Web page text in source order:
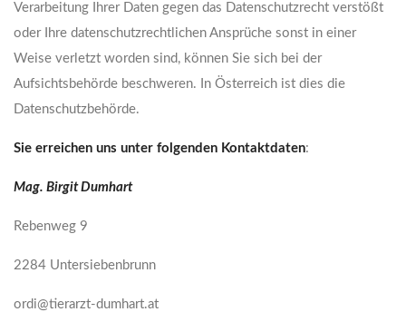
Verarbeitung Ihrer Daten gegen das Datenschutzrecht verstößt
oder Ihre datenschutzrechtlichen Ansprüche sonst in einer
Weise verletzt worden sind, können Sie sich bei der
Aufsichtsbehörde beschweren. In Österreich ist dies die
Datenschutzbehörde.
Sie erreichen uns unter folgenden Kontaktdaten:
Mag. Birgit Dumhart
Rebenweg 9
2284 Untersiebenbrunn
ordi@tierarzt-dumhart.at